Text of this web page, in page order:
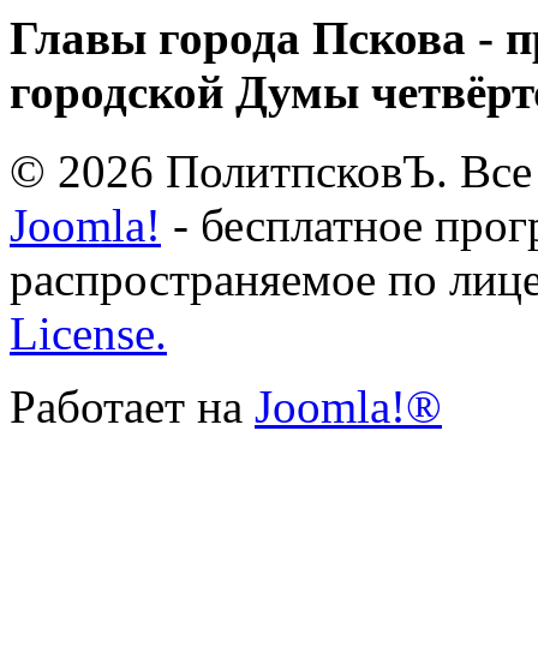
Главы города Пскова -
городской Думы
© 2026 ПолитпсковЪ.
Joomla! - бесплатное
распространяемое по
License.
Работает на Joomla!®